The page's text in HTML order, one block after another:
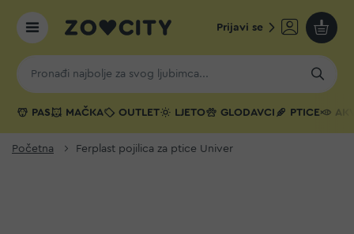
Prijavi se
Moja
PAS MAČKA OUTLET LJETO GLODAVCI PTICE
Početna Ferplast pojilica za ptice Univer